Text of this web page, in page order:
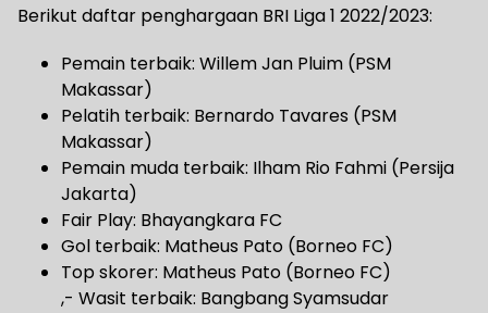
Berikut daftar penghargaan BRI Liga 1 2022/2023:
Pemain terbaik: Willem Jan Pluim (PSM
Makassar)
Pelatih terbaik: Bernardo Tavares (PSM
Makassar)
Pemain muda terbaik: Ilham Rio Fahmi (Persija
Jakarta)
Fair Play: Bhayangkara FC
Gol terbaik: Matheus Pato (Borneo FC)
Top skorer: Matheus Pato (Borneo FC)
,- Wasit terbaik: Bangbang Syamsudar